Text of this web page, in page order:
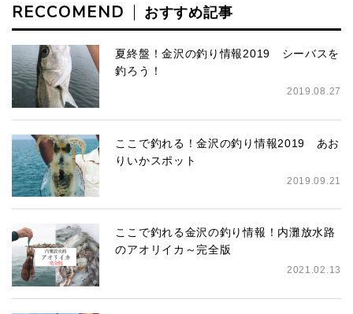
RECCOMEND おすすめ記事
夏終盤！金沢の釣り情報2019 シーバスを
釣ろう！
2019.08.27
ここで釣れる！金沢の釣り情報2019 あお
りいかスポット
2019.09.21
ここで釣れる金沢の釣り情報！内灘放水路
のアオリイカ～完全版
2021.02.13